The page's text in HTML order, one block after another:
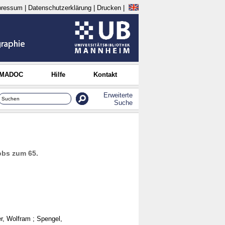
Datenschutzerklärung Drucken
Hilfe Kontakt
Erweiterte
Suche
zum 65.
Wolfram ; Spengel,